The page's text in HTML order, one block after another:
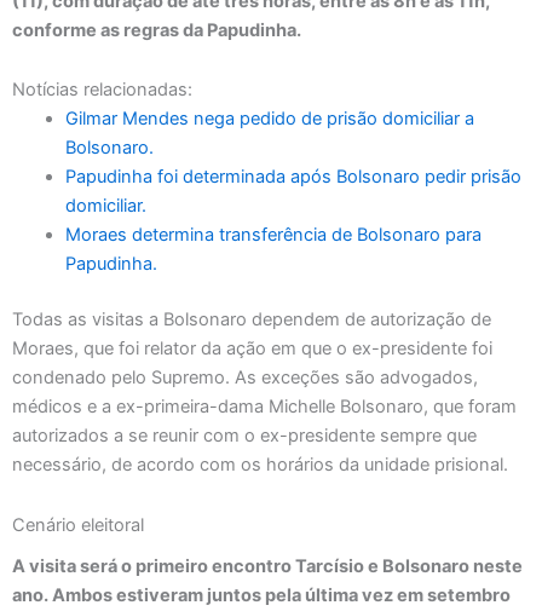
conforme as regras da Papudinha.
Notícias relacionadas:
Gilmar Mendes nega pedido de prisão domiciliar a
Bolsonaro.
Papudinha foi determinada após Bolsonaro pedir prisão
domiciliar.
Moraes determina transferência de Bolsonaro para
Papudinha.
Todas as visitas a Bolsonaro dependem de autorização de
Moraes, que foi relator da ação em que o ex-presidente foi
condenado pelo Supremo. As exceções são advogados,
médicos e a ex-primeira-dama Michelle Bolsonaro, que foram
autorizados a se reunir com o ex-presidente sempre que
necessário, de acordo com os horários da unidade prisional.
Cenário eleitoral
A visita será o primeiro encontro Tarcísio e Bolsonaro neste
ano. Ambos estiveram juntos pela última vez em setembro